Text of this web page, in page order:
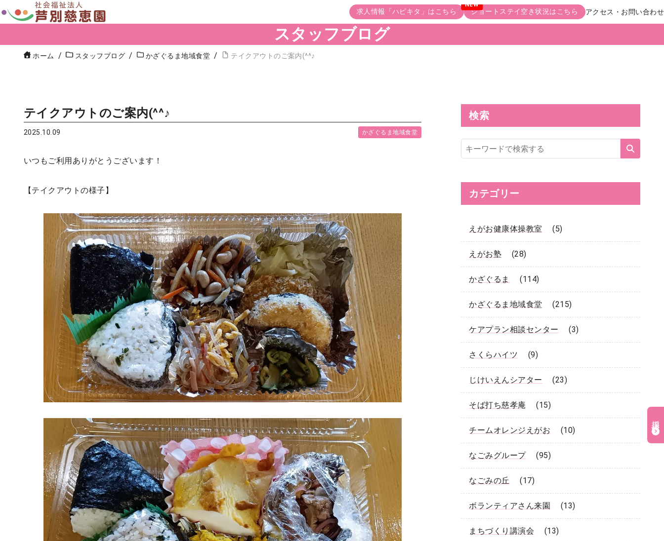
求人情報「ハピキタ」はこちら ショートステイ空き状況はこちら アクセス・お問い合わせ
スタッフブログ
ホーム スタッフブログ かざぐるま地域食堂 テイクアウトのご案内(^^♪
テイクアウトのご案内(^^♪
2025.10.09 かざぐるま地域食堂
いつもご利用ありがとうございます！
【テイクアウトの様子】
検索
サ
イ
ト
カテゴリー
えがお健康体操教室 (5)
えがお塾 (28)
かざぐるま (114)
かざぐるま地域食堂 (215)
ケアプラン相談センター (3)
さくらハイツ (9)
じけいえんシアター (23)
そば打ち慈孝庵 (15)
チームオレンジえがお (10)
なごみグループ (95)
なごみの丘 (17)
ボランティアさん来園 (13)
まちづくり講演会 (13)